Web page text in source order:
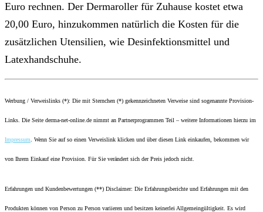
Euro rechnen. Der Dermaroller für Zuhause kostet etwa
20,00 Euro, hinzukommen natürlich die Kosten für die
zusätzlichen Utensilien, wie Desinfektionsmittel und
Latexhandschuhe.
Werbung / Verweislinks (*): Die mit Sternchen (*) gekennzeichneten Verweise sind sogenannte Provision-
Links. Die Seite derma-net-online.de nimmt an Partnerprogrammen Teil – weitere Informationen hierzu im
Impressum . Wenn Sie auf so einen Verweislink klicken und über diesen Link einkaufen, bekommen wir
von Ihrem Einkauf eine Provision. Für Sie verändert sich der Preis jedoch nicht.
Erfahrungen und Kundenbewertungen (**) Disclaimer: Die Erfahrungsberichte und Erfahrungen mit den
Produkten können von Person zu Person variieren und besitzen keinerlei Allgemeingültigkeit. Es wird